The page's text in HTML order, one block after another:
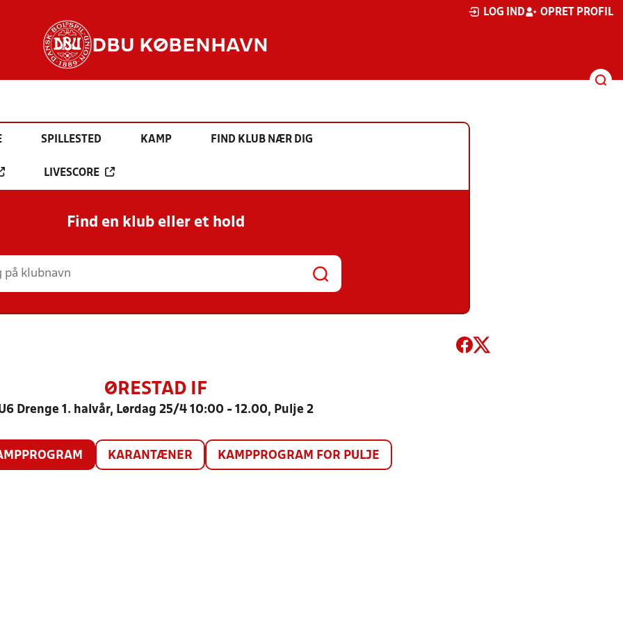
LOG IND OPRET PROFIL
DBU KØBENHAVN
SPILLESTED KAMP FIND KLUB NÆR DIG
LIVESCORE
Find en klub eller et hold
ØRESTAD IF
Drenge 1. halvår, Lørdag 25/4 10:00 - 12.00, Pulje 2
KARANTÆNER KAMPPROGRAM FOR PULJE